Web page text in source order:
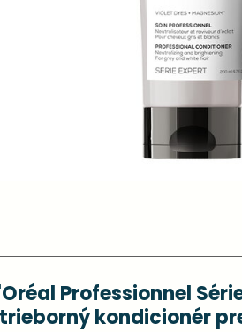
Professionnel
kondicionér